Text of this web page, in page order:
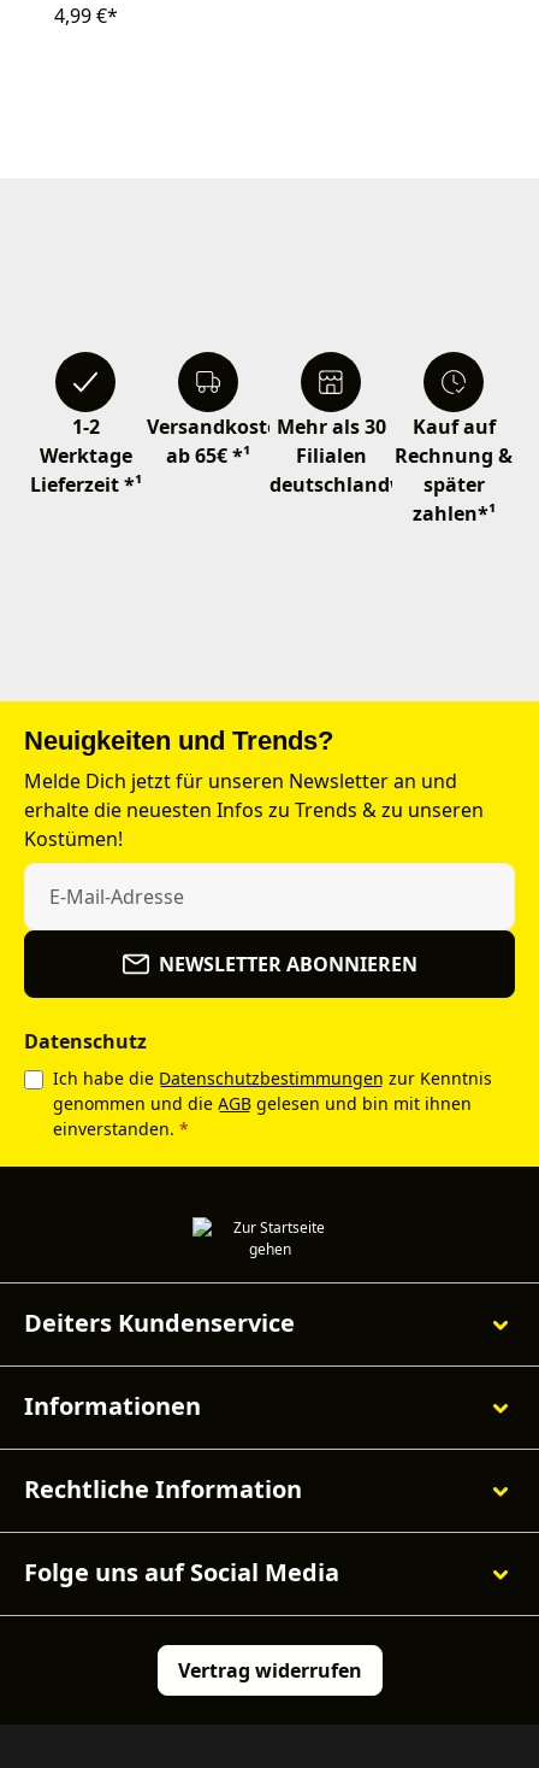
4,99 €*
1-2
Werktage
Lieferzeit *¹
Versandkostenfrei
ab 65€ *¹
Mehr als 30
Filialen
deutschlandweit
Kauf auf
Rechnung &
später
zahlen*¹
Neuigkeiten und Trends?
Melde Dich jetzt für unseren Newsletter an und
erhalte die neuesten Infos zu Trends & zu unseren
Kostümen!
NEWSLETTER ABONNIEREN
Datenschutz
Ich habe die Datenschutzbestimmungen zur Kenntnis
genommen und die AGB gelesen und bin mit ihnen
einverstanden. *
Deiters Kundenservice
Informationen
Rechtliche Information
Folge uns auf Social Media
Vertrag widerrufen